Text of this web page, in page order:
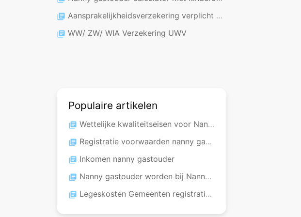
library_books Aansprakelijkheidsverzekering verplicht voor nanny gastouders
library_books WW/ ZW/ WIA Verzekering UWV
Populaire artikelen
library_books Wettelijke kwaliteitseisen voor Nanny gastouder
library_books Registratie voorwaarden nanny gastouder kinderopvang
library_books Inkomen nanny gastouder
library_books Nanny gastouder worden bij Nanny-Kinderopvang
library_books Legeskosten Gemeenten registratie Nanny Kinderopvang